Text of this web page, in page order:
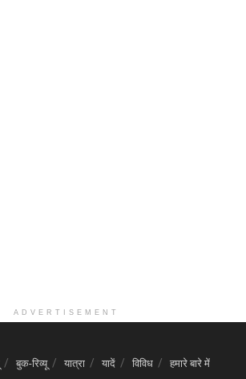
ADVERTISEMENT
बुक-रिव्यू यात्रा यादें विविध हमारे बारे में